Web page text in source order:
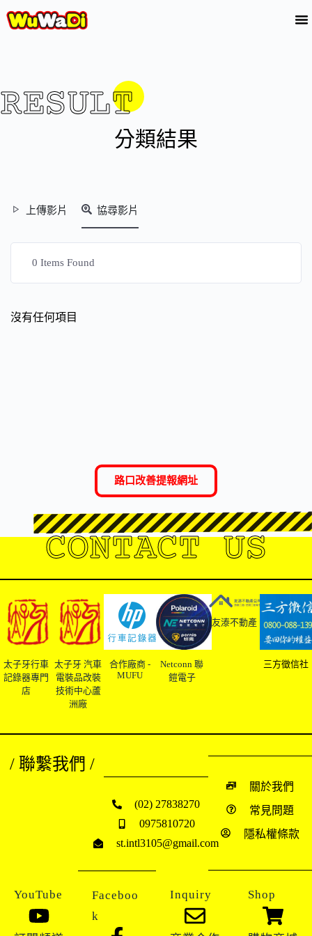
RESULT
分類結果
上傳影片 協尋影片
0 Items Found
沒有任何項目
路口改善提報網址
CONTACT US
太子牙行車
記錄器專門
店
太子牙 汽車
電裝品改裝
技術中心蘆
洲廠
合作廠商 -
MUFU
Netconn 聯
鎧電子
友溙不動產
三方徵信社
/ 聯繫我們 /
(02) 27838270
0975810720
st.intl3105@gmail.com
關於我們
常見問題
隱私權條款
YouTube
Faceboo
k
Inquiry Shop